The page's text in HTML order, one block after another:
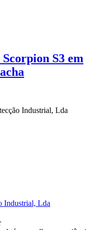
S3 em
Industrial, Lda
Industrial, Lda